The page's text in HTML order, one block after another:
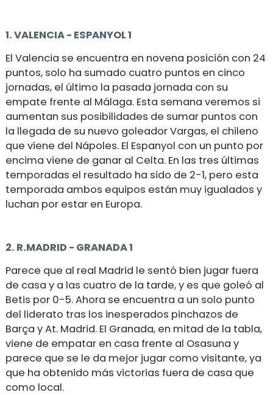
1. VALENCIA - ESPANYOL 1
El Valencia se encuentra en novena posición con 24
puntos, solo ha sumado cuatro puntos en cinco
jornadas, el último la pasada jornada con su
empate frente al Málaga. Esta semana veremos si
aumentan sus posibilidades de sumar puntos con
la llegada de su nuevo goleador Vargas, el chileno
que viene del Nápoles. El Espanyol con un punto por
encima viene de ganar al Celta. En las tres últimas
temporadas el resultado ha sido de 2-1, pero esta
temporada ambos equipos están muy igualados y
luchan por estar en Europa.
2. R.MADRID - GRANADA 1
Parece que al real Madrid le sentó bien jugar fuera
de casa y a las cuatro de la tarde, y es que goleó al
Betis por 0-5. Ahora se encuentra a un solo punto
del liderato tras los inesperados pinchazos de
Barça y At. Madrid. El Granada, en mitad de la tabla,
viene de empatar en casa frente al Osasuna y
parece que se le da mejor jugar como visitante, ya
que ha obtenido más victorias fuera de casa que
como local.